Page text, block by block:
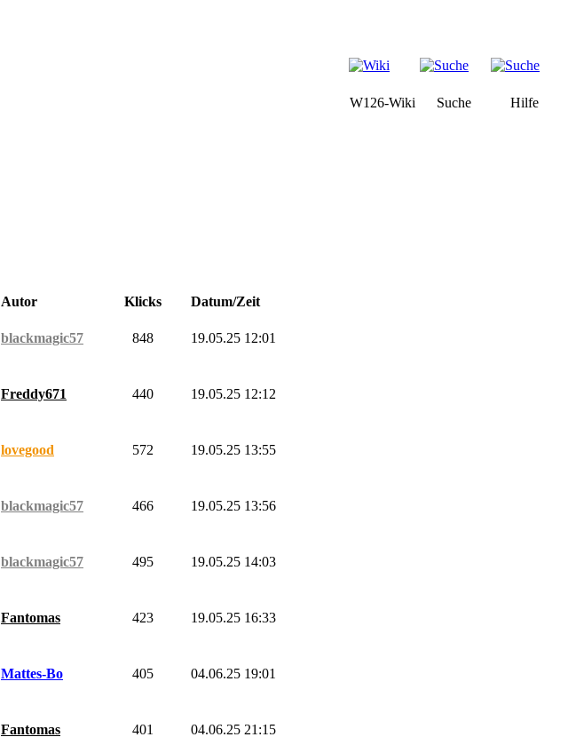
W126-Wiki Suche
Hilfe
Autor Klicks Datum/Zeit
blackmagic57 848 19.05.25 12:01
Freddy671 440 19.05.25 12:12
lovegood 572 19.05.25 13:55
blackmagic57 466 19.05.25 13:56
blackmagic57 495 19.05.25 14:03
Fantomas 423 19.05.25 16:33
Mattes-Bo 405 04.06.25 19:01
Fantomas 401 04.06.25 21:15